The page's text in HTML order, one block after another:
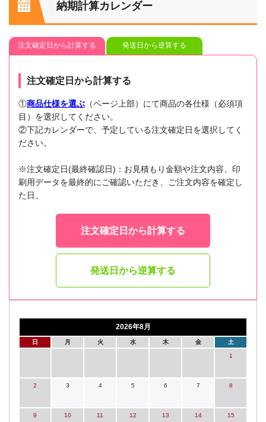
納期計算カレンダー
注文確定日から計算する 発送日から逆算する
注文確定日から計算する
①商品仕様を選ぶ （ページ上部）にて商品の各仕様（必須項
目）を選択してください。
②下記カレンダーで、予定している注文確定日を選択してく
ださい。
※注文確定日(最終確認日)：お見積もり金額や注文内容、印
刷用データを最終的にご確認いただき、ご注文内容を確定し
た日。
注文確定日から計算する
発送日から逆算する
2026年8月
日 月 火 水 木 金 土
1
2 3 4 5 6 7 8
9 10 11 12 13 14 15